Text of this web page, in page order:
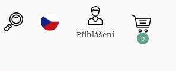
Přihlášení 0